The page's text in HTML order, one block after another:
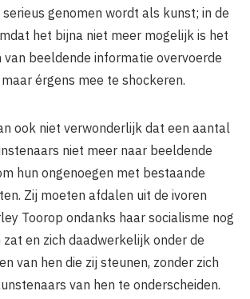
genomen wordt als kunst; in de
het bijna niet meer mogelijk is het
beeldende informatie overvoerde
érgens mee te shockeren.
ook niet verwonderlijk dat een aantal
niet meer naar beeldende
hun ongenoegen met bestaande
Zij moeten afdalen uit de ivoren
Toorop ondanks haar socialisme nog
zat en zich daadwerkelijk onder de
van hen die zij steunen, zonder zich
van hen te onderscheiden.